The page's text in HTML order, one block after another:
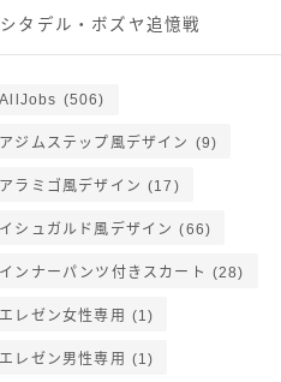
タデル・ボズヤ追憶戦
AllJobs (506)
アジムステップ風デザイン (9)
アラミゴ風デザイン (17)
イシュガルド風デザイン (66)
インナーパンツ付きスカート (28)
エレゼン女性専用 (1)
エレゼン男性専用 (1)